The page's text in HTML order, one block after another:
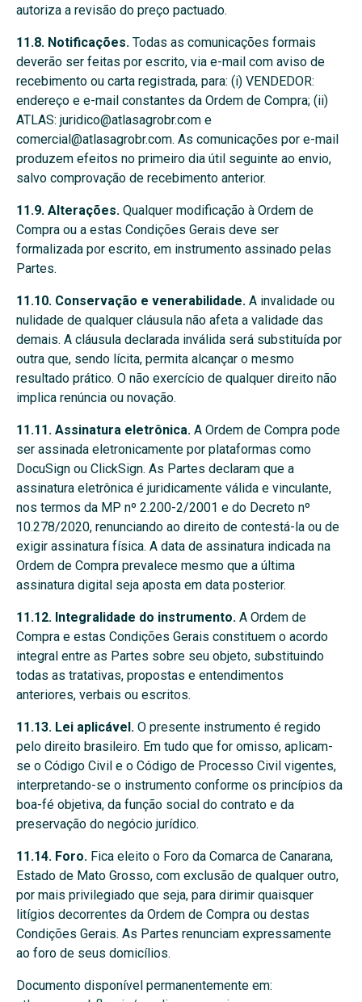
autoriza a revisão do preço pactuado.
11.8. Notificações. Todas as comunicações formais
deverão ser feitas por escrito, via e-mail com aviso de
recebimento ou carta registrada, para: (i) VENDEDOR:
endereço e e-mail constantes da Ordem de Compra; (ii)
ATLAS: juridico@atlasagrobr.com e
comercial@atlasagrobr.com. As comunicações por e-mail
produzem efeitos no primeiro dia útil seguinte ao envio,
salvo comprovação de recebimento anterior.
11.9. Alterações. Qualquer modificação à Ordem de
Compra ou a estas Condições Gerais deve ser
formalizada por escrito, em instrumento assinado pelas
Partes.
11.10. Conservação e venerabilidade. A invalidade ou
nulidade de qualquer cláusula não afeta a validade das
demais. A cláusula declarada inválida será substituída por
outra que, sendo lícita, permita alcançar o mesmo
resultado prático. O não exercício de qualquer direito não
implica renúncia ou novação.
11.11. Assinatura eletrônica. A Ordem de Compra pode
ser assinada eletronicamente por plataformas como
DocuSign ou ClickSign. As Partes declaram que a
assinatura eletrônica é juridicamente válida e vinculante,
nos termos da MP nº 2.200-2/2001 e do Decreto nº
10.278/2020, renunciando ao direito de contestá-la ou de
exigir assinatura física. A data de assinatura indicada na
Ordem de Compra prevalece mesmo que a última
assinatura digital seja aposta em data posterior.
11.12. Integralidade do instrumento. A Ordem de
Compra e estas Condições Gerais constituem o acordo
integral entre as Partes sobre seu objeto, substituindo
todas as tratativas, propostas e entendimentos
anteriores, verbais ou escritos.
11.13. Lei aplicável. O presente instrumento é regido
pelo direito brasileiro. Em tudo que for omisso, aplicam-
se o Código Civil e o Código de Processo Civil vigentes,
interpretando-se o instrumento conforme os princípios da
boa-fé objetiva, da função social do contrato e da
preservação do negócio jurídico.
11.14. Foro. Fica eleito o Foro da Comarca de Canarana,
Estado de Mato Grosso, com exclusão de qualquer outro,
por mais privilegiado que seja, para dirimir quaisquer
litígios decorrentes da Ordem de Compra ou destas
Condições Gerais. As Partes renunciam expressamente
ao foro de seus domicílios.
Documento disponível permanentemente em: